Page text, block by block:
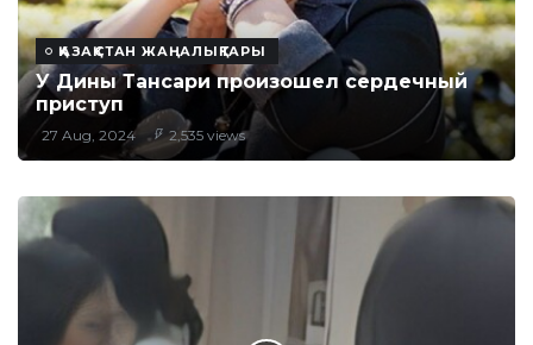
ҚАЗАҚСТАН ЖАҢАЛЫҚТАРЫ
У Дины Тансари произошел сердечный
приступ
27 Aug, 2024 2,535 views